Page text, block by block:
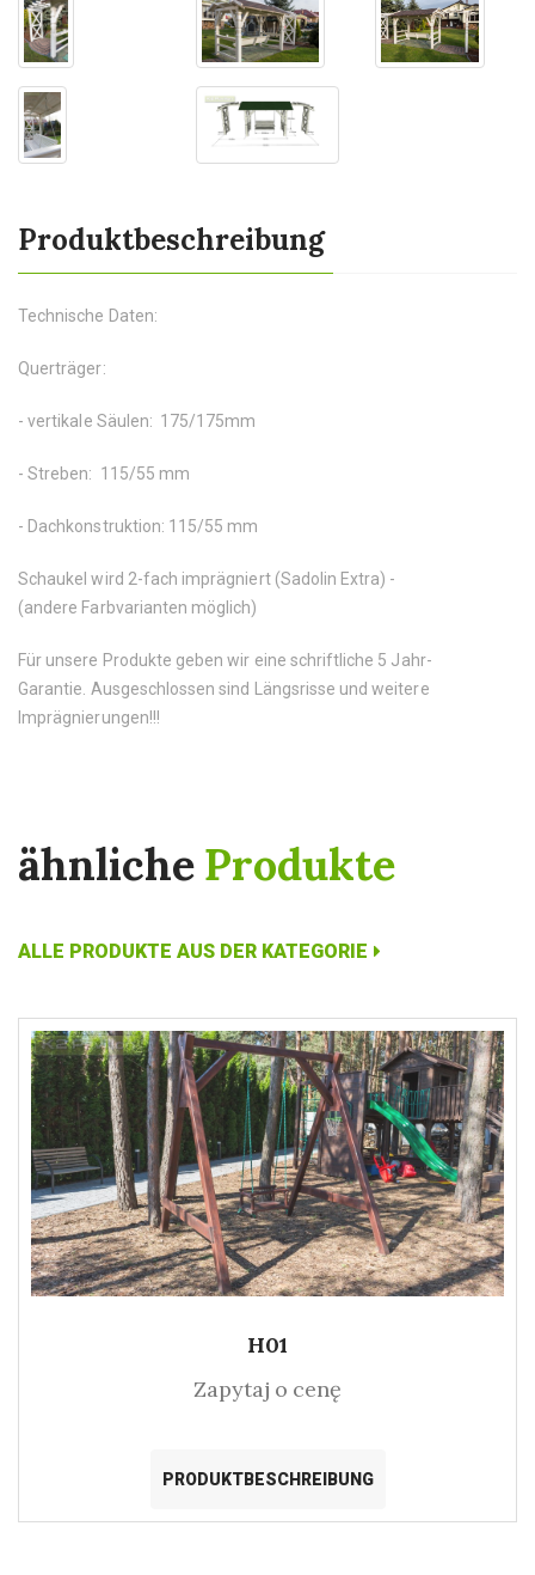
Produktbeschreibung
Technische Daten:
Querträger:
- vertikale Säulen: 175/175mm
- Streben: 115/55 mm
- Dachkonstruktion: 115/55 mm
Schaukel wird 2-fach imprägniert (Sadolin Extra) -
(andere Farbvarianten möglich)
Für unsere Produkte geben wir eine schriftliche 5 Jahr-
Garantie. Ausgeschlossen sind Längsrisse und weitere
Imprägnierungen!!!
ähnlicheProdukte
ALLE PRODUKTE AUS DER KATEGORIE
H01
Zapytaj o cenę
PRODUKTBESCHREIBUNG